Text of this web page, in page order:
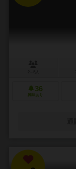
36
興味あり